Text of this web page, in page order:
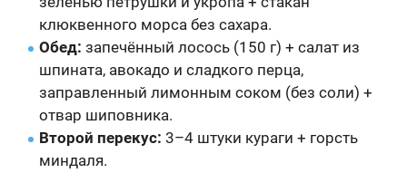
клюквенного морса без сахара.
Обед: запечённый лосось (150 г) + салат из
шпината, авокадо и сладкого перца,
заправленный лимонным соком (без соли) +
отвар шиповника.
Второй перекус: 3–4 штуки кураги + горсть
миндаля.